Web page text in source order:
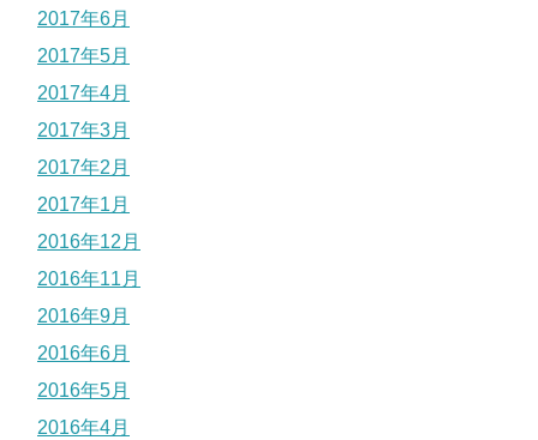
2017年6月
2017年5月
2017年4月
2017年3月
2017年2月
2017年1月
2016年12月
2016年11月
2016年9月
2016年6月
2016年5月
2016年4月